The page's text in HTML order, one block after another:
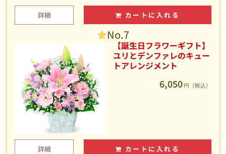
詳細 カートに入れる
No.7
【誕生日フラワーギフト】
ユリとデンファレのキュー
トアレンジメント
6,050 円（税込）
詳細 カートに入れる